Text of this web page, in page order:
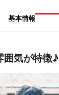
基本情報
囲気が特徴♪